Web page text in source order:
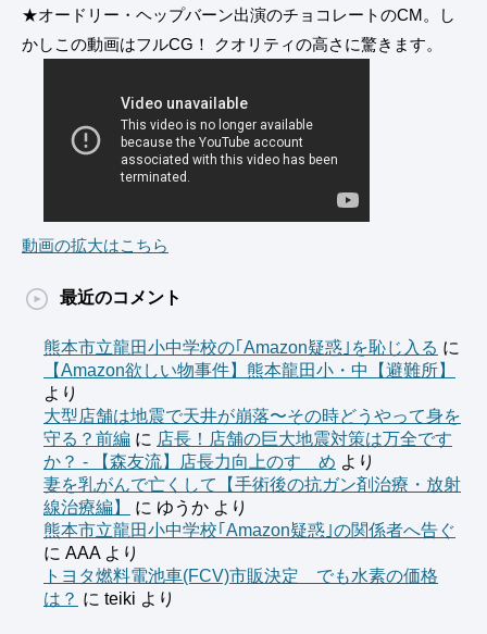
★オードリー・ヘップバーン出演のチョコレートのCM。し
かしこの動画はフルCG！ クオリティの高さに驚きます。
動画の拡大はこちら
最近のコメント
熊本市立龍田小中学校の｢Amazon疑惑｣を恥じ入る に
【Amazon欲しい物事件】熊本龍田小・中【避難所】
より
大型店舗は地震で天井が崩落〜その時どうやって身を
守る？前編 に 店長！店舗の巨大地震対策は万全です
か？ - 【森友流】店長力向上のすゝめ より
妻を乳がんで亡くして【手術後の抗ガン剤治療・放射
線治療編】
に ゆうか より
熊本市立龍田小中学校｢Amazon疑惑｣の関係者へ告ぐ
に AAAより
トヨタ燃料電池車(FCV)市販決定 でも水素の価格
は？ に teiki より